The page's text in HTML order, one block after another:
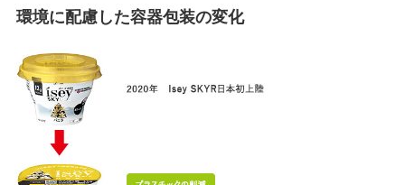
環境に配慮した容器包装の変化